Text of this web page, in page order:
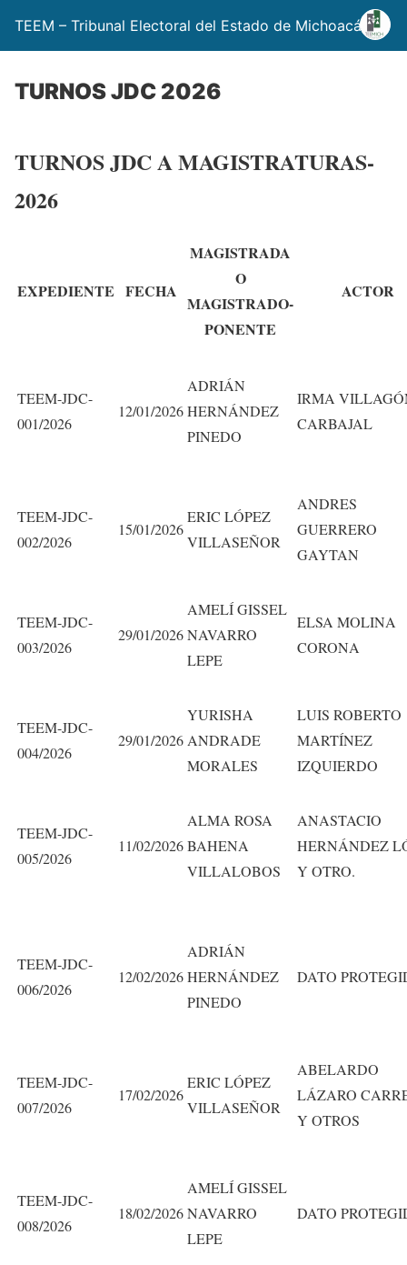
TEEM – Tribunal Electoral del Estado de Michoacán
TURNOS JDC 2026
TURNOS JDC A MAGISTRATURAS-
2026
EXPEDIENTE FECHA
MAGISTRADA
O
MAGISTRADO-
PONENTE
ACTOR
TEEM-JDC-
001/2026
12/01/2026
ADRIÁN
HERNÁNDEZ
PINEDO
IRMA
CARBAJAL
TEEM-JDC-
002/2026
15/01/2026
ERIC LÓPEZ
VILLASEÑOR
ANDRES
GUERRERO
GAYTAN
TEEM-JDC-
003/2026
29/01/2026
AMELÍ GISSEL
NAVARRO
LEPE
ELSA MOLINA
CORONA
TEEM-JDC-
004/2026
29/01/2026
YURISHA
ANDRADE
MORALES
LUIS ROBERTO
MARTÍNEZ
IZQUIERDO
TEEM-JDC-
005/2026
11/02/2026
ALMA ROSA
BAHENA
VILLALOBOS
ANASTACIO
HERNÁNDEZ
Y OTRO.
TEEM-JDC-
006/2026
12/02/2026
ADRIÁN
HERNÁNDEZ
PINEDO
DATO
TEEM-JDC-
007/2026
17/02/2026
ERIC LÓPEZ
VILLASEÑOR
ABELARDO
LÁZARO
Y OTROS
TEEM-JDC-
008/2026
18/02/2026
AMELÍ GISSEL
NAVARRO
LEPE
DATO